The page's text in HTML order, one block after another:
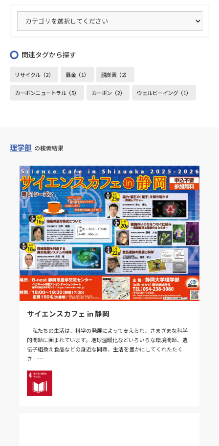
関連タグから探す
リサイクル（2） 募金（1） 脱炭素（2）
カーボンニュートラル（5） カーボン（2） ウェルビーイング（1）
理学部 の検索結果
サイエンスカフェ in 静岡
私たちの生活は、科学の発展によって支えられ、さまざまな科学
的問題に囲まれています。地球温暖化などいろいろな環境問題、遺
伝子組換え食品などの身近な問題、生活を豊かにしてくれたたく
さ……